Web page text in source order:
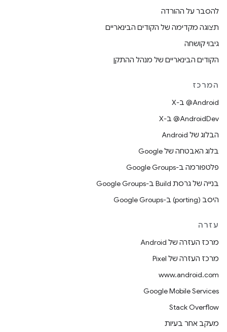
להסבר על ההורדה
תצוגה מקדימה של הקודים הבינאריים
גיבוי קושחה
הקודים הבינאריים של מנהל ההתקן
המרכז
‫‎@Android ב-X
‫‎@AndroidDev ב-X
הבלוג של Android
בלוג האבטחה של Google
פלטפורמה ב-Google Groups
בנייה של גרסת Build ב-Google Groups
היסב (porting) ב-Google Groups
עזרה
מרכז העזרה של Android
מרכז העזרה של Pixel
www.android.com
Google Mobile Services
Stack Overflow
מעקב אחר בעיות